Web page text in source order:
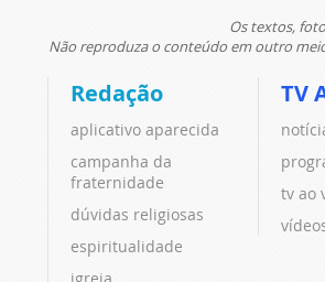
Os textos,
Não reproduza o conteúdo em outro
Redação
aplicativo aparecida
campanha da
fraternidade
dúvidas religiosas
espiritualidade
igreja
TV
tv ao